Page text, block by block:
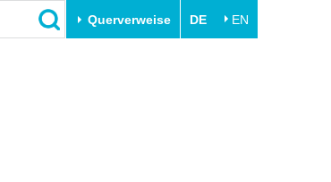
Querverweise DE EN